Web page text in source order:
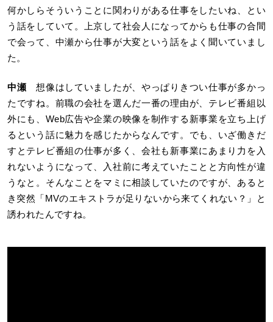
何かしらそういうことに関わりがある仕事をしたいね、とい
う話をしていて。上京して社会人になってからも仕事の合間
で会って、中瀬から仕事が大変という話をよく聞いていまし
た。
中瀬 想像はしていましたが、やっぱりきつい仕事が多かっ
たですね。前職の会社を選んだ一番の理由が、テレビ番組以
外にも、Web広告や企業の映像を制作する新事業を立ち上げ
るという話に魅力を感じたからなんです。でも、いざ働きだ
すとテレビ番組の仕事が多く、会社も新事業にあまり力を入
れないようになって、入社前に考えていたことと方向性が違
うなと。そんなことをマミに相談していたのですが、あると
き突然「MVのエキストラが足りないから来てくれない？」と
誘われたんですね。